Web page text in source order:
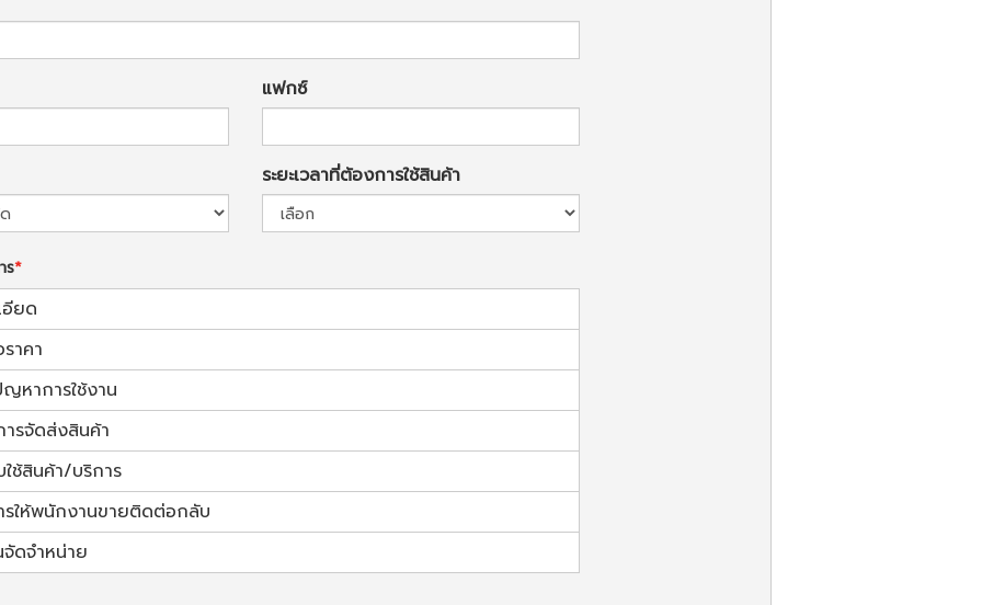
แฟกซ์
ระยะเวลาที่ต้องการใช้สินค้า
ร
อียด
ราคา
หาการใช้งาน
รจัดส่งสินค้า
ช้สินค้า/บริการ
ให้พนักงานขายติดต่อกลับ
ดจำหน่าย